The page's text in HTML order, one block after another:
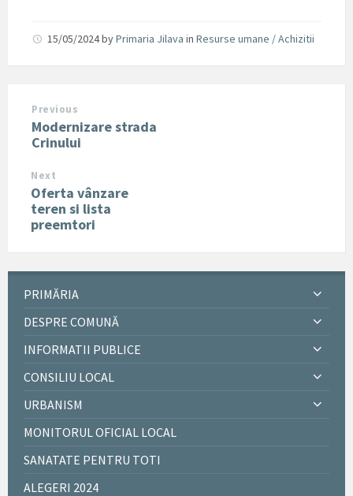
15/05/2024byPrimaria Jilava in Resurse umane / Achizitii
Previous
Modernizare strada
Crinului
Next
Oferta vânzare
teren si lista
preemtori
PRIMĂRIA
DESPRE COMUNĂ
INFORMATII PUBLICE
CONSILIU LOCAL
URBANISM
MONITORUL OFICIAL LOCAL
SANATATE PENTRU TOTI
ALEGERI 2024